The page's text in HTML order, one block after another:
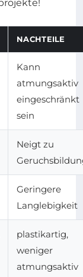
NACHTEILE
Kann
atmungsaktiv
eingeschränkt
sein
Neigt zu
Geringere
Langlebigkeit
plastikartig,
weniger
atmungsaktiv